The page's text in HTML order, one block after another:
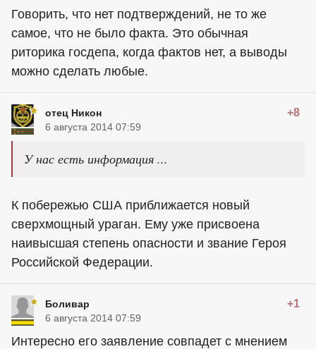
Говорить, что нет подтверждений, не то же
самое, что не было факта. Это обычная
риторика госдепа, когда фактов нет, а выводы
можно сделать любые.
отец Никон +8
6 августа 2014 07:59
У нас есть информация ...
К побережью США приближается новый
сверхмощный ураган. Ему уже присвоена
наивысшая степень опасности и звание Героя
Российской Федерации.
Боливар +1
6 августа 2014 07:59
Интересно его заявление совпадет с мнением